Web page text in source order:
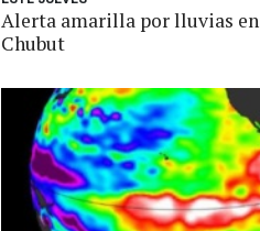
Alerta amarilla por lluvias en
Chubut